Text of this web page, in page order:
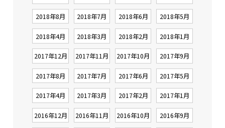
2018年8月 2018年7月 2018年6月 2018年5月
2018年4月 2018年3月 2018年2月 2018年1月
2017年12月 2017年11月 2017年10月 2017年9月
2017年8月 2017年7月 2017年6月 2017年5月
2017年4月 2017年3月 2017年2月 2017年1月
2016年12月 2016年11月 2016年10月 2016年9月